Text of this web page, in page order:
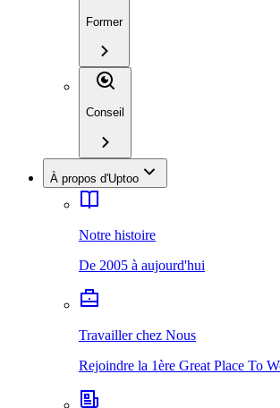
Former
Conseil
À propos d'Uptoo
Notre histoire
De 2005 à aujourd'hui
Travailler chez Nous
Rejoindre la 1ère Great Place To